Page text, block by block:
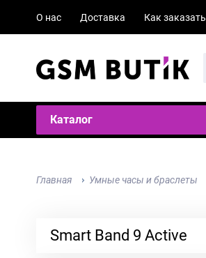
О нас Доставка Как заказать
Каталог
Главная Умные часы и браслеты
Smart Band 9 Active